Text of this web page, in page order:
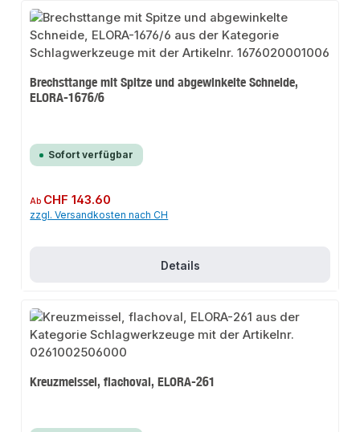
Brechsttange mit Spitze und abgewinkelte Schneide,
ELORA-1676/6
Sofort verfügbar
Regulärer Preis:
Ab CHF 143.60
zzgl. Versandkosten nach CH
Details
Kreuzmeissel, flachoval, ELORA-261